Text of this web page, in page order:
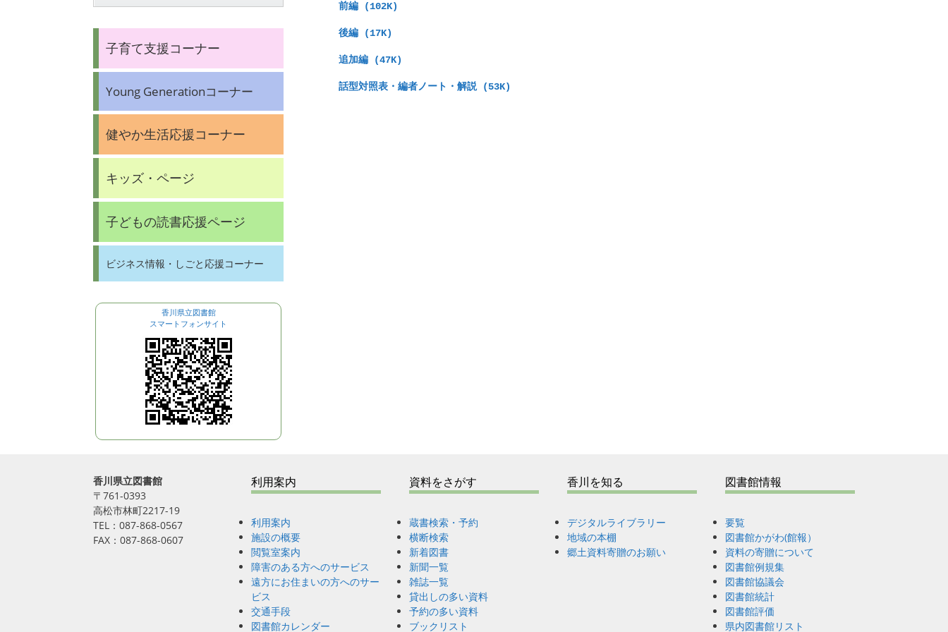
前編 (102K)
後編 (17K)
追加編 (47K)
話型対照表・編者ノート・解説 (53K)
子育て支援コーナー
Young Generationコーナー
健やか生活応援コーナー
キッズ・ページ
子どもの読書応援ページ
ビジネス情報・しごと応援コーナー
香川県立図書館
スマートフォンサイト
香川県立図書館
〒761-0393
高松市林町2217-19
TEL：087-868-0567
FAX：087-868-0607
利用案内
利用案内
施設の概要
閲覧室案内
障害のある方へのサービス
遠方にお住まいの方へのサー
ビス
交通手段
図書館カレンダー
資料をさがす
蔵書検索・予約
横断検索
新着図書
新聞一覧
雑誌一覧
貸出しの多い資料
予約の多い資料
ブックリスト
香川を知る
デジタルライブラリー
地域の本棚
郷土資料寄贈のお願い
図書館情報
要覧
図書館かがわ(館報）
資料の寄贈について
図書館例規集
図書館協議会
図書館統計
図書館評価
県内図書館リスト